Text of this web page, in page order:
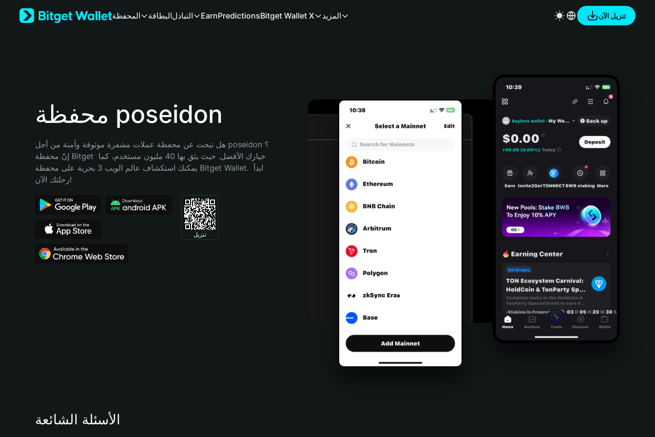
Bahasa Indonesia
Português (Brasil)
المحفظة البطاقةالتبادل EarnPredictionsBitget Wallet X المزيد تنزيل الآن
محفظة poseidon
هل تبحث عن محفظة عملات مشفرة موثوقة وآمنة من أجل poseidon؟
إنّ محفظة Bitget خيارك الأفضل. حيث يثق بها 40 مليون مستخدم، كما
يمكنك استكشاف عالم الويب 3 بحرية على محفظة Bitget Wallet. ابدأ
رحلتك الآن!
تنزيل
الأسئلة الشائعة